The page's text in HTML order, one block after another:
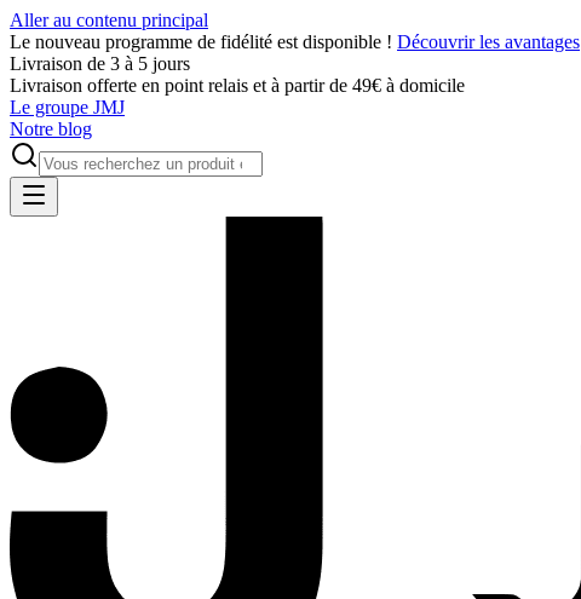
Aller au contenu principal
Le nouveau programme de fidélité est disponible ! Découvrir les avantages
Livraison de 3 à 5 jours
Livraison offerte en point relais et à partir de 49€ à domicile
Le groupe JMJ
Notre blog